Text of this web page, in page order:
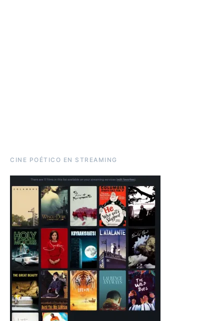
CINE POÉTICO EN STREAMING